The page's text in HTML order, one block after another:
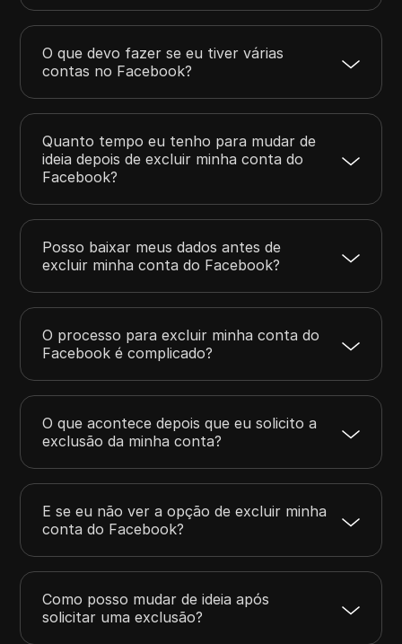
O que devo fazer se eu tiver várias
contas no Facebook?
Quanto tempo eu tenho para mudar de
ideia depois de excluir minha conta do
Facebook?
Posso baixar meus dados antes de
excluir minha conta do Facebook?
O processo para excluir minha conta do
Facebook é complicado?
O que acontece depois que eu solicito a
exclusão da minha conta?
E se eu não ver a opção de excluir minha
conta do Facebook?
Como posso mudar de ideia após
solicitar uma exclusão?